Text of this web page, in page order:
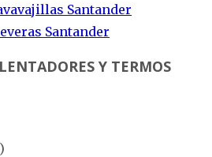
Santander
Santander
Y TERMOS